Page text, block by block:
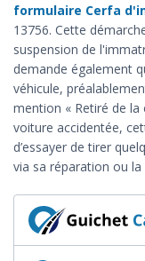
formulaire Cerfa
13756. Cette
suspension de
demande également
véhicule,
mention « Retiré de
voiture accidentée,
d’essayer de tirer
via sa réparation ou